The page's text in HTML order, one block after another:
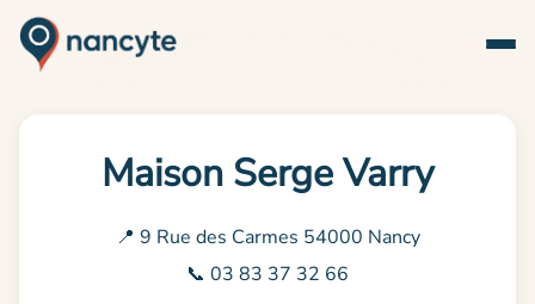
Maison Serge Varry
📍 9 Rue des Carmes 54000 Nancy
📞 03 83 37 32 66